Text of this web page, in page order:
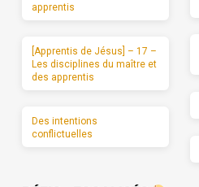
apprentis
[Apprentis de Jésus] – 17 –
Les disciplines du maître et
des apprentis
Des intentions
conflictuelles